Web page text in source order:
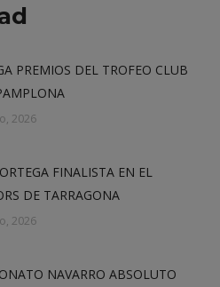
PREMIOS DEL TROFEO CLUB
2026
FINALISTA EN EL
DE TARRAGONA
2026
NAVARRO ABSOLUTO